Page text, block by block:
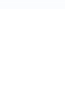
มคืบหน้าจากการ